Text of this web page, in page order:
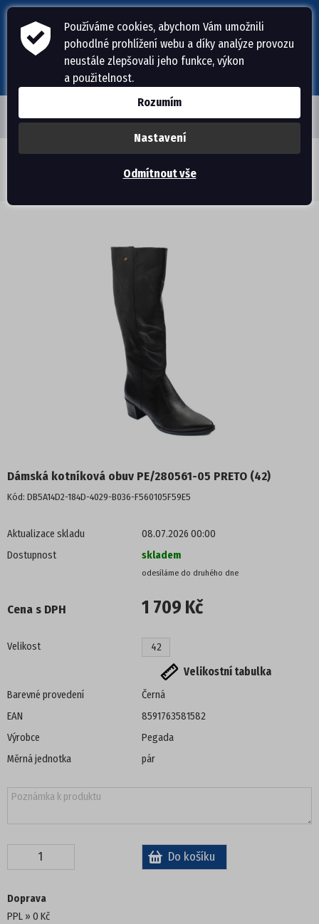
ÚVODNÍ STRÁNKA
DOMÁCÍ OBUV
KOTNÍKOVÁ OBUV
ZIMNÍ OBUV
PANTOFLE, ŽABKY
ZIMNÍ
Dámská kotníková obuv PE/280561-05 PRETO (42)
Dámská kotníková obuv PE/280561-05 PRETO (42)
Kód: DB5A14D2-184D-4029-B036-F560105F59E5
Aktualizace skladu
08.07.2026 00:00
Dostupnost
skladem
Cena s DPH 1 709 Kč
Velikost
42
Velikostní tabulka
Barevné provedení
Černá
EAN
8591763581582
Výrobce
Pegada
Měrná jednotka
pár
Doprava
PPL
0 Kč
Používáme cookies, abychom Vám umožnili
pohodlné prohlížení webu a díky analýze provozu
neustále zlepšovali jeho funkce, výkon
a použitelnost.
Rozumím
Nastavení
Odmítnout vše